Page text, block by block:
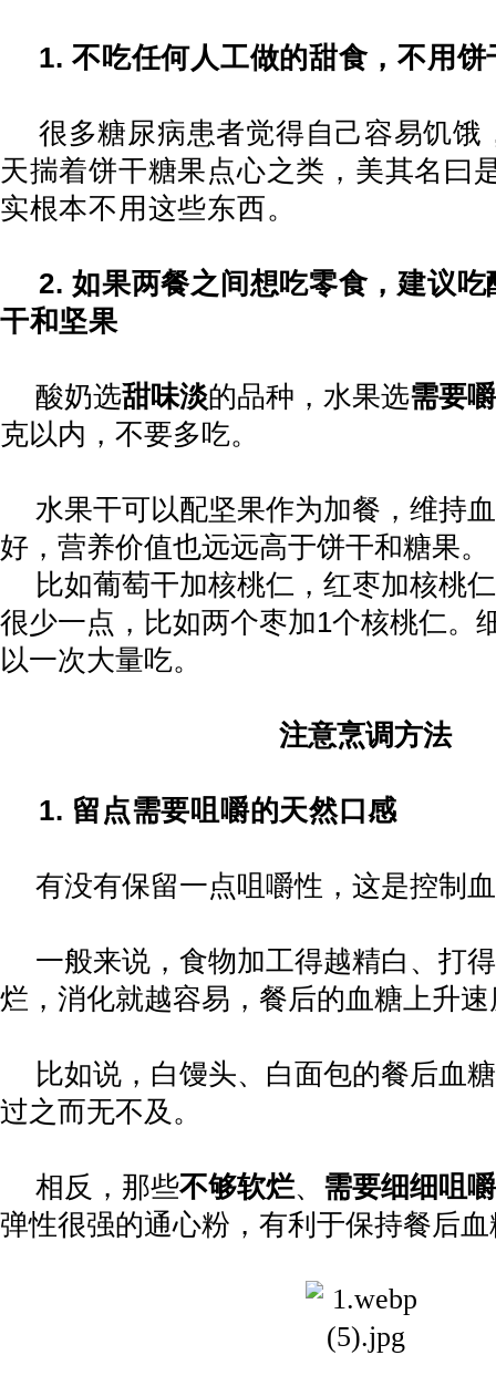
1.不吃任何人工做的甜食，不用
很多糖尿病患者觉得自己容易饥饿
天揣着饼干糖果点心之类，美其名曰
实根本不用这些东西。
2.如果两餐之间想吃零食，建议
干和坚果
酸奶选甜味淡的品种，水果选需要
克以内，不要多吃。
水果干可以配坚果作为加餐，维持
好，营养价值也远远高于饼干和糖果。
比如葡萄干加核桃仁，红枣加核桃
很少一点，比如两个枣加1个核桃仁。
以一次大量吃。
注意烹调方法
1. 留点需要咀嚼的天然口感
有没有保留一点咀嚼性，这是控制
一般来说，食物加工得越精白、打
烂，消化就越容易，餐后的血糖上升
比如说，白馒头、白面包的餐后血
过之而无不及。
相反，那些不够软烂、 需要细细咀嚼
弹性很强的通心粉，有利于保持餐后